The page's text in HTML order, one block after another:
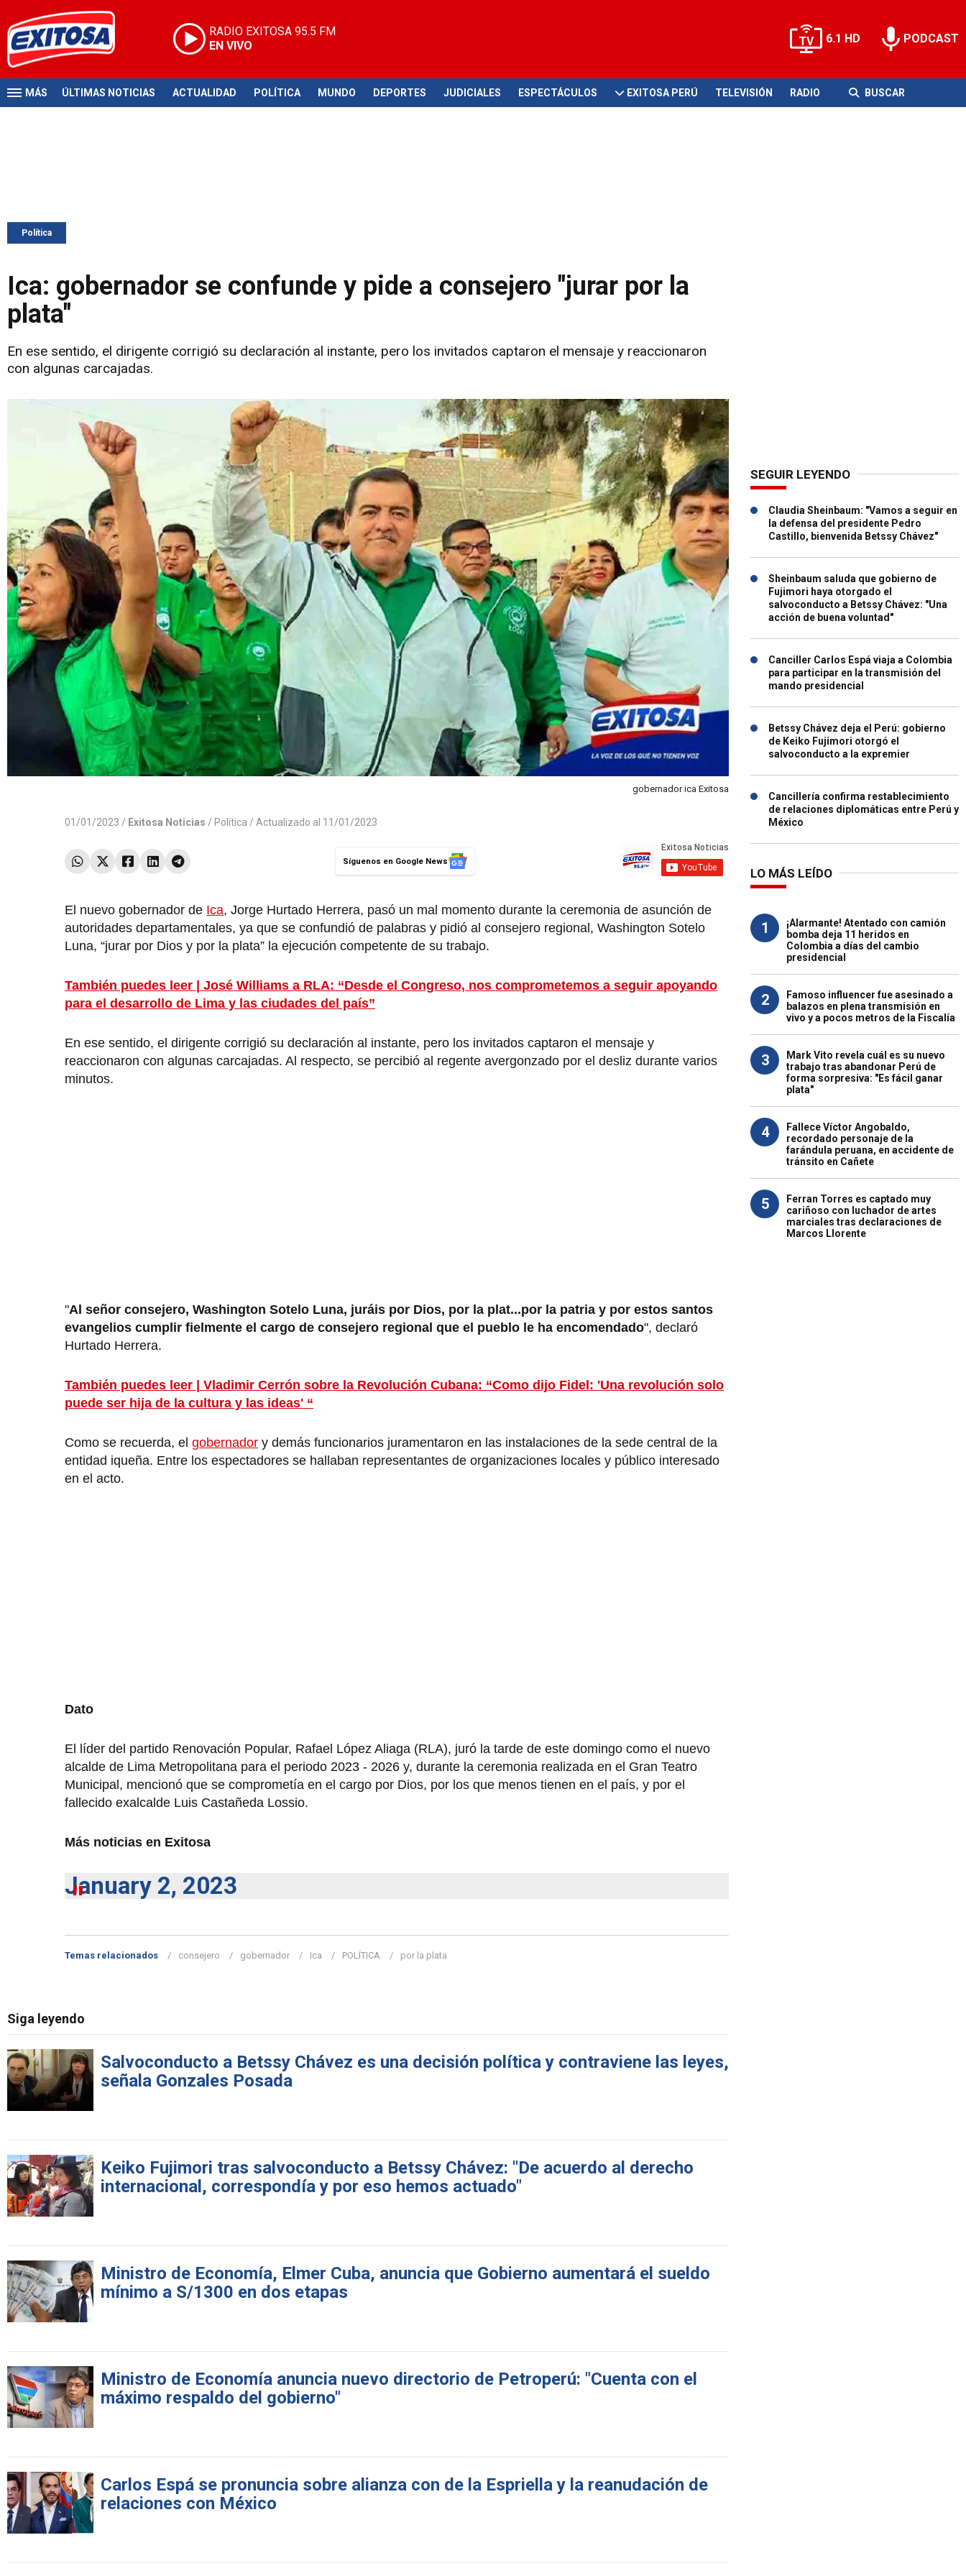
RADIO EXITOSA 95.5 FM
EN VIVO
6.1 HD PODCAST
MÁS ÚLTIMAS NOTICIAS ACTUALIDAD POLÍTICA MUNDO DEPORTES JUDICIALES ESPECTÁCULOS EXITOSA PERÚ TELEVISIÓN RADIO BUSCAR
Política
Ica: gobernador se confunde y pide a consejero "jurar por la
plata"
En ese sentido, el dirigente corrigió su declaración al instante, pero los invitados captaron el mensaje y reaccionaron
con algunas carcajadas.
gobernador ica Exitosa
01/01/2023 / Exitosa Noticias / Política / Actualizado al 11/01/2023
Síguenos en Google News
El nuevo gobernador de Ica, Jorge Hurtado Herrera, pasó un mal momento durante la ceremonia de asunción de
autoridades departamentales, ya que se confundió de palabras y pidió al consejero regional, Washington Sotelo
Luna, “jurar por Dios y por la plata” la ejecución competente de su trabajo.
También puedes leer | José Williams a RLA: “Desde el Congreso, nos comprometemos a seguir apoyando
para el desarrollo de Lima y las ciudades del país”
En ese sentido, el dirigente corrigió su declaración al instante, pero los invitados captaron el mensaje y
reaccionaron con algunas carcajadas. Al respecto, se percibió al regente avergonzado por el desliz durante varios
minutos.
"Al señor consejero, Washington Sotelo Luna, juráis por Dios, por la plat...por la patria y por estos santos
evangelios cumplir fielmente el cargo de consejero regional que el pueblo le ha encomendado", declaró
Hurtado Herrera.
También puedes leer | Vladimir Cerrón sobre la Revolución Cubana: “Como dijo Fidel: 'Una revolución solo
puede ser hija de la cultura y las ideas' “
Como se recuerda, el gobernador y demás funcionarios juramentaron en las instalaciones de la sede central de la
entidad iqueña. Entre los espectadores se hallaban representantes de organizaciones locales y público interesado
en el acto.
Dato
El líder del partido Renovación Popular, Rafael López Aliaga (RLA), juró la tarde de este domingo como el nuevo
alcalde de Lima Metropolitana para el periodo 2023 - 2026 y, durante la ceremonia realizada en el Gran Teatro
Municipal, mencionó que se comprometía en el cargo por Dios, por los que menos tienen en el país, y por el
fallecido exalcalde Luis Castañeda Lossio.
Más noticias en Exitosa
January 2, 2023
Temas relacionados consejero gobernador Ica POLÍTICA por la plata
Siga leyendo
Salvoconducto a Betssy Chávez es una decisión política y contraviene las leyes,
señala Gonzales Posada
Keiko Fujimori tras salvoconducto a Betssy Chávez: "De acuerdo al derecho
internacional, correspondía y por eso hemos actuado"
Ministro de Economía, Elmer Cuba, anuncia que Gobierno aumentará el sueldo
mínimo a S/1300 en dos etapas
Ministro de Economía anuncia nuevo directorio de Petroperú: "Cuenta con el
máximo respaldo del gobierno"
Carlos Espá se pronuncia sobre alianza con de la Espriella y la reanudación de
relaciones con México
SEGUIR LEYENDO
Claudia Sheinbaum: "Vamos a seguir en
la defensa del presidente Pedro
Castillo, bienvenida Betssy Chávez"
Sheinbaum saluda que gobierno de
Fujimori haya otorgado el
salvoconducto a Betssy Chávez: "Una
acción de buena voluntad"
Canciller Carlos Espá viaja a Colombia
para participar en la transmisión del
mando presidencial
Betssy Chávez deja el Perú: gobierno
de Keiko Fujimori otorgó el
salvoconducto a la expremier
Cancillería confirma restablecimiento
de relaciones diplomáticas entre Perú y
México
LO MÁS LEÍDO
1
¡Alarmante! Atentado con camión
bomba deja 11 heridos en
Colombia a días del cambio
presidencial
2
Famoso influencer fue asesinado a
balazos en plena transmisión en
vivo y a pocos metros de la Fiscalía
3
Mark Vito revela cuál es su nuevo
trabajo tras abandonar Perú de
forma sorpresiva: "Es fácil ganar
plata"
4
Fallece Víctor Angobaldo,
recordado personaje de la
farándula peruana, en accidente de
tránsito en Cañete
5
Ferran Torres es captado muy
cariñoso con luchador de artes
marciales tras declaraciones de
Marcos Llorente